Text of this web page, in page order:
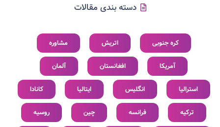
دسته بندی مقالات
کره جنوبی اتریش مشاوره
آمریکا افغانستان آلمان
استرالیا انگلیس ایتالیا کانادا
ترکیه فرانسه چین روسیه